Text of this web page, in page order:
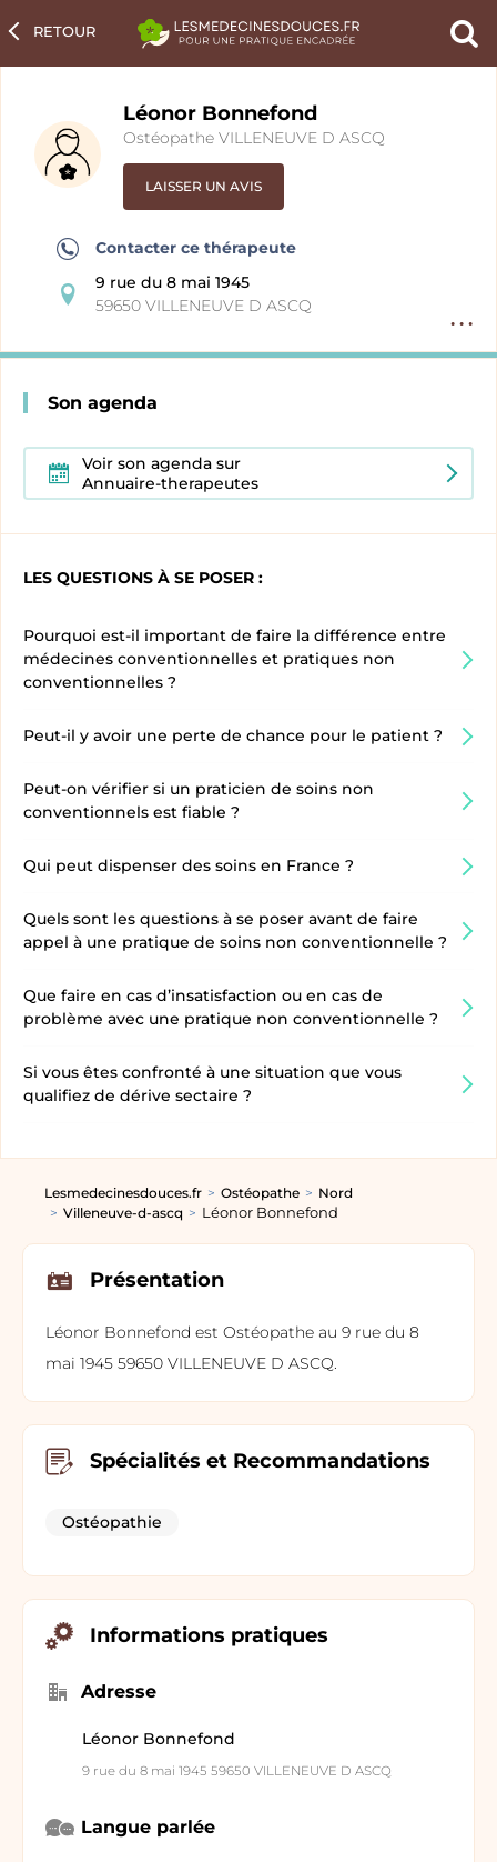
un
RETOUR
fiche
Léonor Bonnefond
Ostéopathe VILLENEUVE D ASCQ
LAISSER UN AVIS
Contacter ce thérapeute
9 rue du 8 mai 1945
59650 VILLENEUVE D ASCQ
Son agenda
Voir son agenda sur
Annuaire-therapeutes
LES QUESTIONS À SE POSER :
Pourquoi est-il important de faire la différence entre
médecines conventionnelles et pratiques non
conventionnelles ?
Peut-il y avoir une perte de chance pour le patient ?
Peut-on vérifier si un praticien de soins non
conventionnels est fiable ?
Qui peut dispenser des soins en France ?
Quels sont les questions à se poser avant de faire
appel à une pratique de soins non conventionnelle ?
Que faire en cas d’insatisfaction ou en cas de
problème avec une pratique non conventionnelle ?
Si vous êtes confronté à une situation que vous
qualifiez de dérive sectaire ?
Lesmedecinesdouces.fr Ostéopathe
Nord
Villeneuve-d-ascq
Léonor Bonnefond
Présentation
Léonor Bonnefond est Ostéopathe au 9 rue du 8
mai 1945 59650 VILLENEUVE D ASCQ.
Spécialités et Recommandations
Ostéopathie
Informations pratiques
Adresse
Léonor Bonnefond
9 rue du 8 mai 1945 59650 VILLENEUVE D ASCQ
Langue parlée